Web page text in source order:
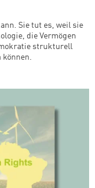
Sie tut es, weil sie
die Vermögen
strukturell